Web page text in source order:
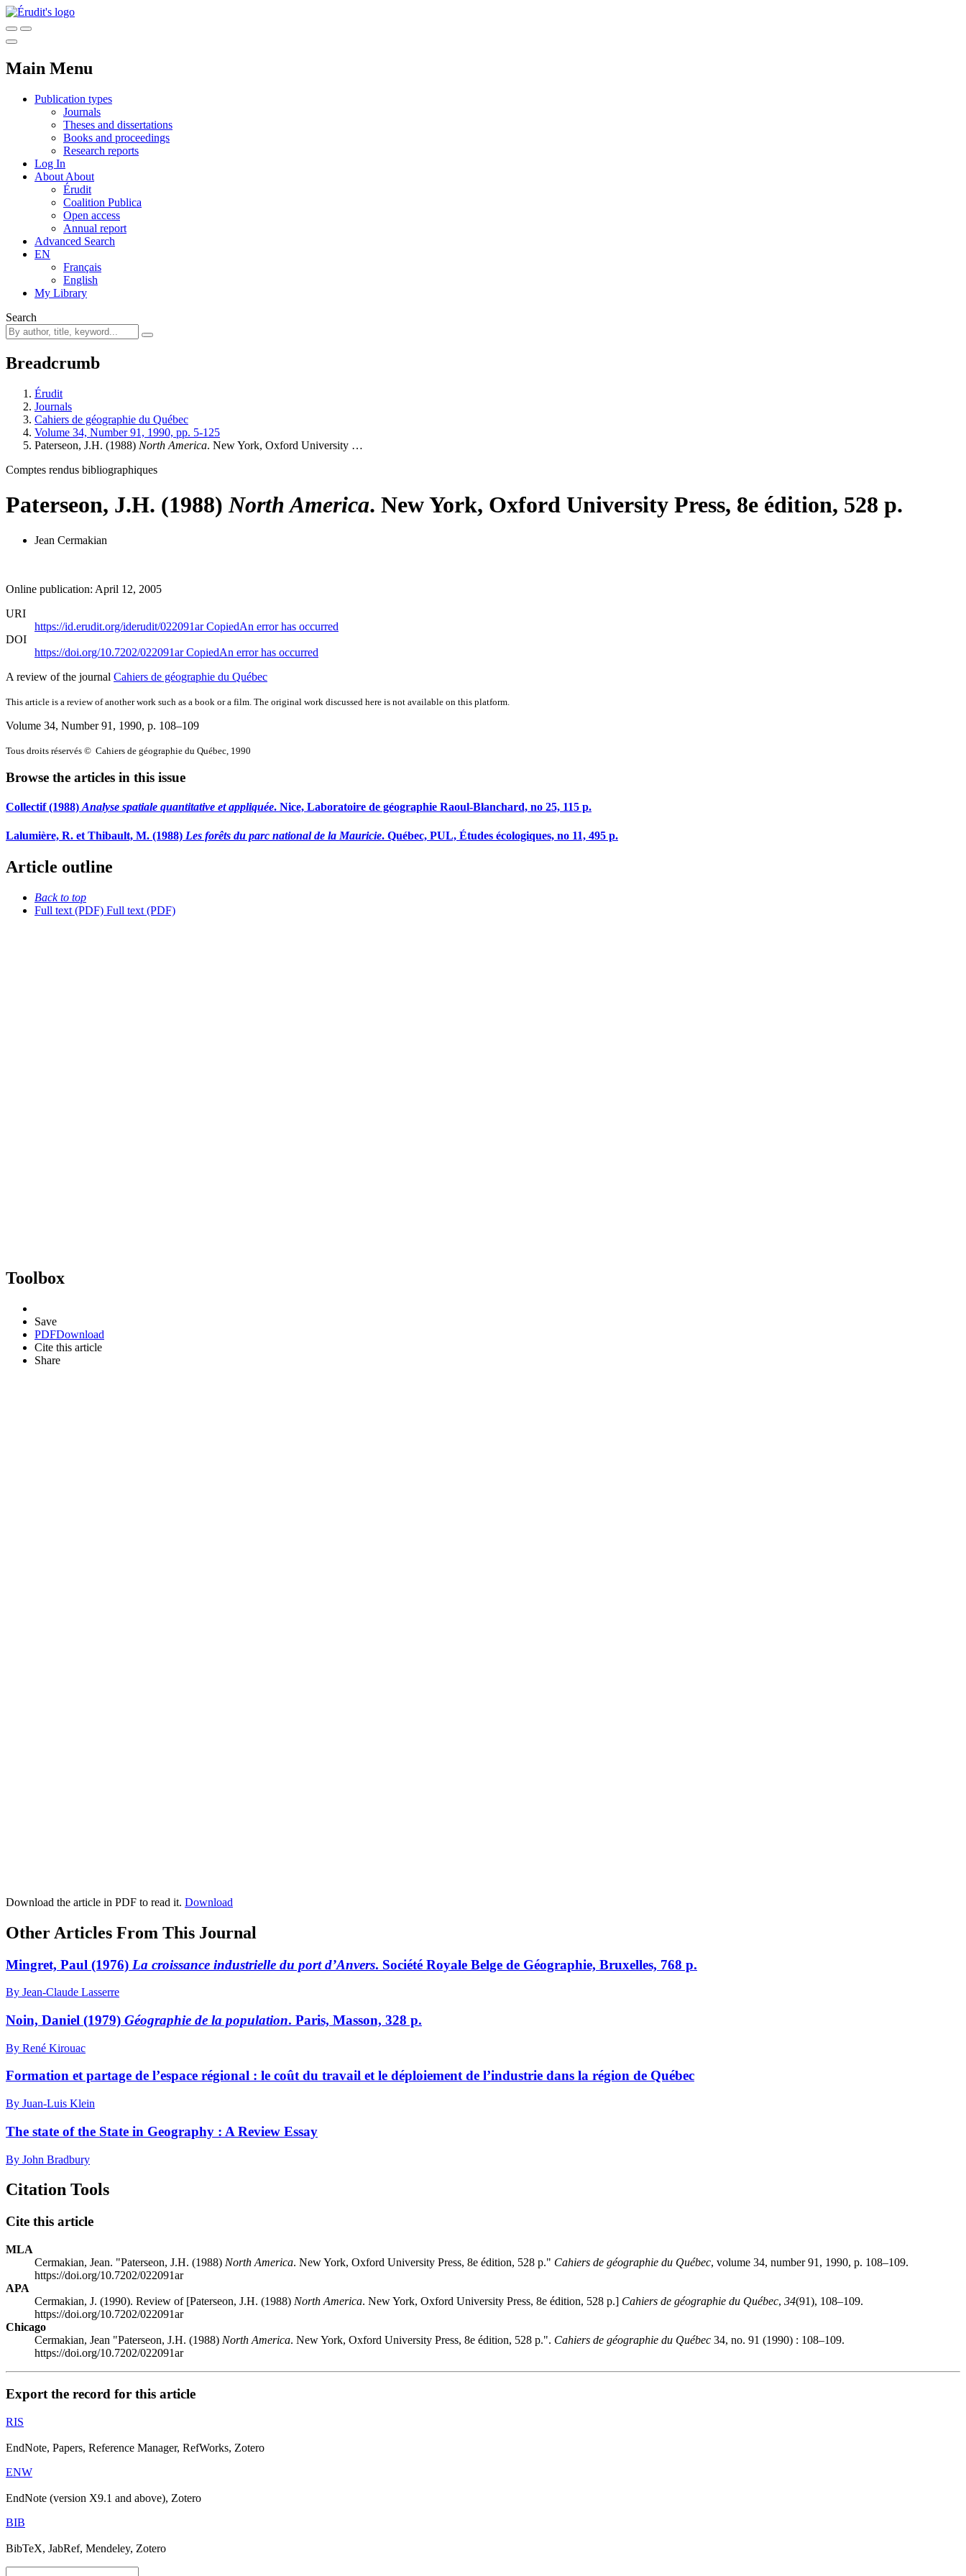
Main Menu
Publication types
Journals
Theses and dissertations
Books and proceedings
Research reports
Log In
About About
Érudit
Coalition Publica
Open access
Annual report
Advanced Search
EN
Français
English
My Library
Search
Breadcrumb
Érudit
Journals
Cahiers de géographie du Québec
Volume 34, Number 91, 1990, pp. 5-125
Paterseon, J.H. (1988) North America. New York, Oxford University …
Comptes rendus bibliographiques
Paterseon, J.H. (1988) North America. New York, Oxford University Press, 8e édition, 528 p.
Jean Cermakian
Online publication: April 12, 2005
URI
https://id.erudit.org/iderudit/022091arCopiedAn error has occurred
DOI
https://doi.org/10.7202/022091arCopiedAn error has occurred
A review of the journal Cahiers de géographie du Québec
This article is a review of another work such as a book or a film. The original work discussed here is not available on this platform.
Volume 34, Number 91, 1990, p. 108–109
Tous droits réservés © Cahiers de géographie du Québec, 1990
Browse the articles in this issue
Collectif (1988)Analyse spatiale quantitative et appliquée. Nice, Laboratoire de géographie Raoul-Blanchard, no 25, 115 p.
Lalumière, R. et Thibault, M. (1988) Les forêts du parc national de la Mauricie. Québec, PUL, Études écologiques, no 11, 495 p.
Article outline
Back to top
Full text (PDF) Full text (PDF)
Toolbox
Save
PDFDownload
Cite this article
Share
Download the article in PDF to read it. Download
Other Articles From This Journal
Mingret, Paul (1976) La croissance industrielle du port d’Anvers. Société Royale Belge de Géographie, Bruxelles, 768 p.
By Jean-Claude Lasserre
Noin, Daniel (1979) Géographie de la population. Paris, Masson, 328 p.
By René Kirouac
Formation et partage de l’espace régional : le coût du travail et le déploiement de l’industrie dans la région de Québec
By Juan-Luis Klein
The state of the State in Geography : A Review Essay
By John Bradbury
Citation Tools
Cite this article
MLA
Cermakian, Jean. "Paterseon, J.H. (1988) North America. New York, Oxford University Press, 8e édition, 528 p." Cahiers de géographie du Québec, volume 34, number 91, 1990, p. 108–109.
https://doi.org/10.7202/022091ar
APA
Cermakian, J. (1990). Review of [Paterseon, J.H. (1988) North America. New York, Oxford University Press, 8e édition, 528 p.] Cahiers de géographie du Québec, 34(91), 108–109.
https://doi.org/10.7202/022091ar
Chicago
Cermakian, Jean "Paterseon, J.H. (1988) North America. New York, Oxford University Press, 8e édition, 528 p.". Cahiers de géographie du Québec 34, no. 91 (1990) : 108–109.
https://doi.org/10.7202/022091ar
Export the record for this article
RIS
EndNote, Papers, Reference Manager, RefWorks, Zotero
ENW
EndNote (version X9.1 and above), Zotero
BIB
BibTeX, JabRef, Mendeley, Zotero